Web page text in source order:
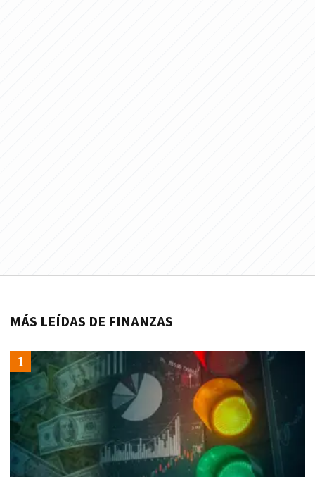
MÁS LEÍDAS DE FINANZAS